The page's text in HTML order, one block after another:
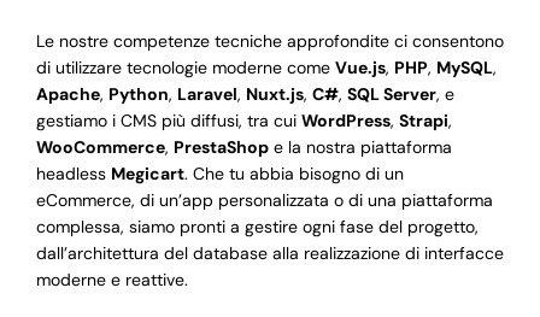
Le nostre competenze tecniche approfondite ci consentono
di utilizzare tecnologie moderne come Vue.js, PHP, MySQL,
Apache, Python, Laravel, Nuxt.js, C#, SQL Server, e
gestiamo i CMS più diffusi, tra cui WordPress, Strapi,
WooCommerce, PrestaShope la nostra piattaforma
headless Megicart. Che tu abbia bisogno di un
eCommerce, di un’app personalizzata o di una piattaforma
complessa, siamo pronti a gestire ogni fase del progetto,
dall’architettura del database alla realizzazione di interfacce
moderne e reattive.